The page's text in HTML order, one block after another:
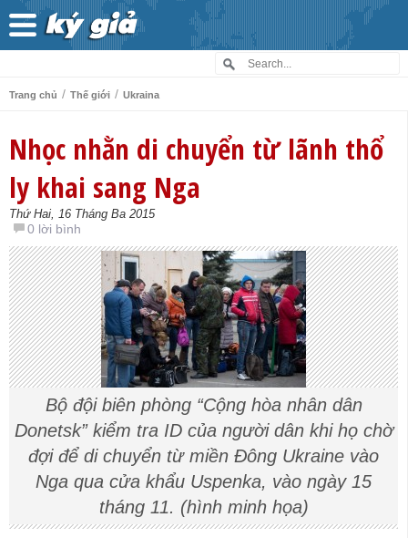
Trang chủ / Thế giới / Ukraina
Nhọc nhằn di chuyển từ lãnh thổ
ly khai sang Nga
Thứ Hai, 16 Tháng Ba 2015
0 lời bình
Bộ đội biên phòng “Cộng hòa nhân dân
Donetsk” kiểm tra ID của người dân khi họ chờ
đợi để di chuyển từ miền Đông Ukraine vào
Nga qua cửa khẩu Uspenka, vào ngày 15
tháng 11. (hình minh họa)